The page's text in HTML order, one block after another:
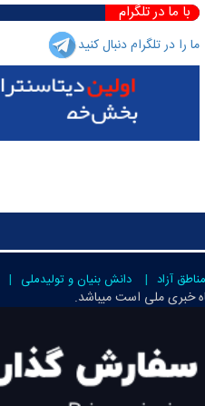
با ما در تلگرام
ما را در تلگرام دنبال کنید
آزاد دانش بنیان و تولیدملی
خبری ملی استمیباشد.